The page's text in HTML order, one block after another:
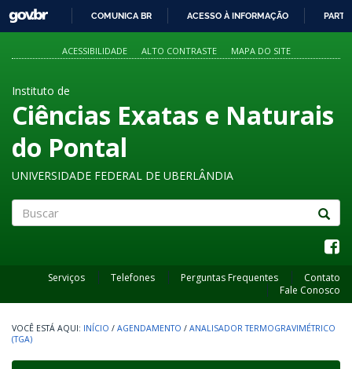
PARA
O
GOVBR
COMUNICA BR ACESSO À INFORMAÇÃO
ACESSIBILIDADE ALTO CONTRASTE MAPA DO SITE
Instituto de
Ciências Exatas e Naturais
do Pontal
UNIVERSIDADE FEDERAL DE UBERLÂNDIA
Serviços Telefones Perguntas Frequentes
Contato
Fale Conosco
INÍCIO / AGENDAMENTO / ANALISADOR TERMOGRAVIMÉTRICO
(TGA)